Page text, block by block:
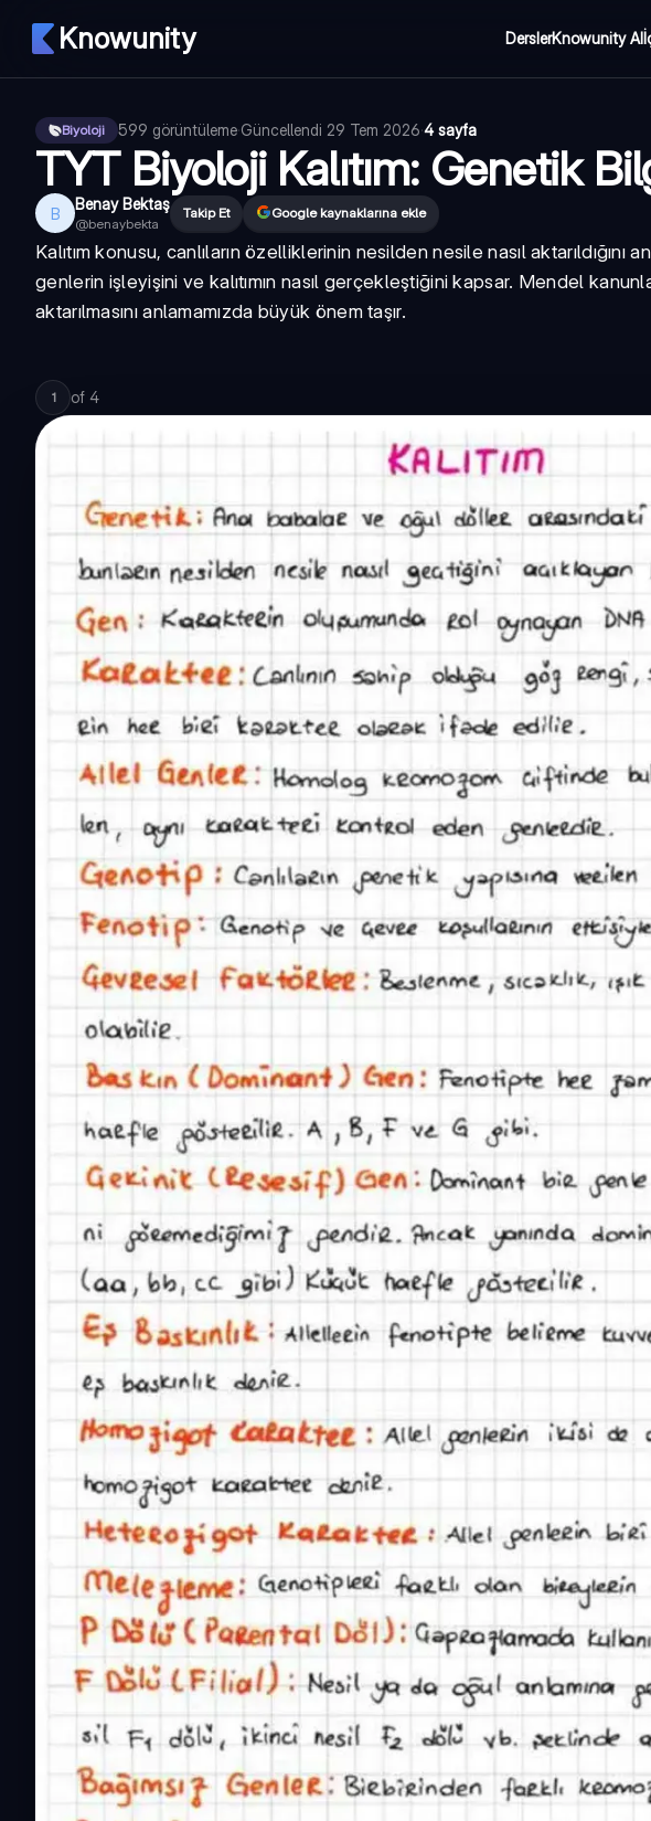
Knowunity DerslerKnowunity AI
Biyoloji 599 görüntüleme·Güncellendi 29 Tem 2026·4 sayfa
TYT Biyoloji Kalıtım: Genetik
B Benay Bektaş
@benaybekta
Takip Et Google kaynaklarına ekle
Kalıtım konusu, canlıların özelliklerinin nesilden nesile nasıl
genlerin işleyişini ve kalıtımın nasıl gerçekleştiğini kapsar. Mendel
aktarılmasını anlamamızda büyük önem taşır.
1 of 4